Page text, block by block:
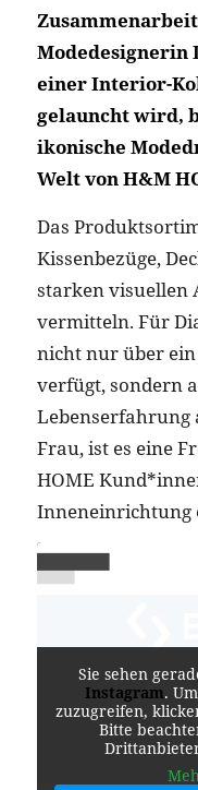
Modedesignerin
einer Interior-
gelauncht wird,
ikonische
Welt von H&M
Das
Kissenbezüge,
starken visuellen
vermitteln. Für
nicht nur über
verfügt, sondern
Lebenserfahrung
Frau, ist es eine
HOME
Inneneinrichtung
Sie sehen
Instagram.
zuzugreifen,
Bitte